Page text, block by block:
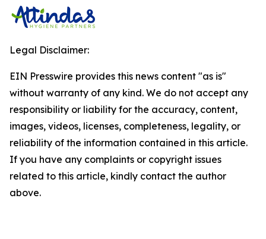
Legal Disclaimer:
EIN Presswire provides this news content "as is"
without warranty of any kind. We do not accept any
responsibility or liability for the accuracy, content,
images, videos, licenses, completeness, legality, or
reliability of the information contained in this article.
If you have any complaints or copyright issues
related to this article, kindly contact the author
above.